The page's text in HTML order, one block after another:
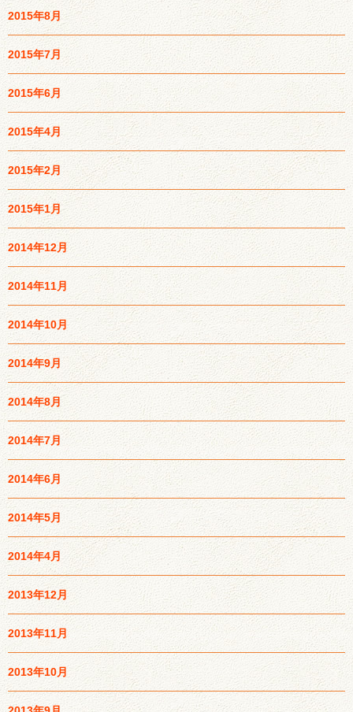
2015年8月
2015年7月
2015年6月
2015年4月
2015年2月
2015年1月
2014年12月
2014年11月
2014年10月
2014年9月
2014年8月
2014年7月
2014年6月
2014年5月
2014年4月
2013年12月
2013年11月
2013年10月